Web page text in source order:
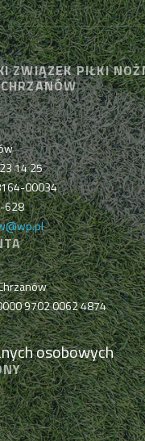
ZWIĄZEK PIŁKI
14 25
00034
628
9702 0062 4874
osobowych